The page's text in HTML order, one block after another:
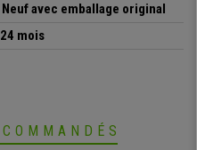
Neuf avec emballage original
24 mois